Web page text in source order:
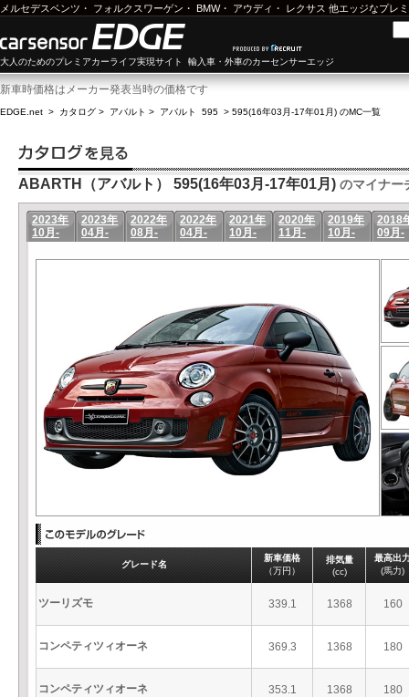
メルセデスベンツ ・ フォルクスワーゲン ・ BMW・ アウディ ・ レクサス 他エッジなプレ
大人のためのプレミアカーライフ実現サイト 輸入車・外車のカーセンサーエッジ
新車時価格はメーカー発表当時の価格です
EDGE.net > カタログ > アバルト > アバルト 595 > 595(16年03月-17年01月) のMC一覧
ABARTH（アバルト） 595(16年03月-17年01月) のマイナー
2023年
10月-
2023年
04月-
2022年
08月-
2022年
04月-
2021年
10月-
2020年
11月-
2019年
10月-
2018
09月-
グレード名
新車価格
（万円）
排気量
(cc)
最高出
(馬力)
ツーリズモ 339.1 1368 160
コンペティツィオーネ 369.3 1368 180
コンペティツィオーネ 353.1 1368 180